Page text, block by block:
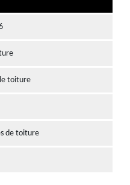
toiture
de toiture